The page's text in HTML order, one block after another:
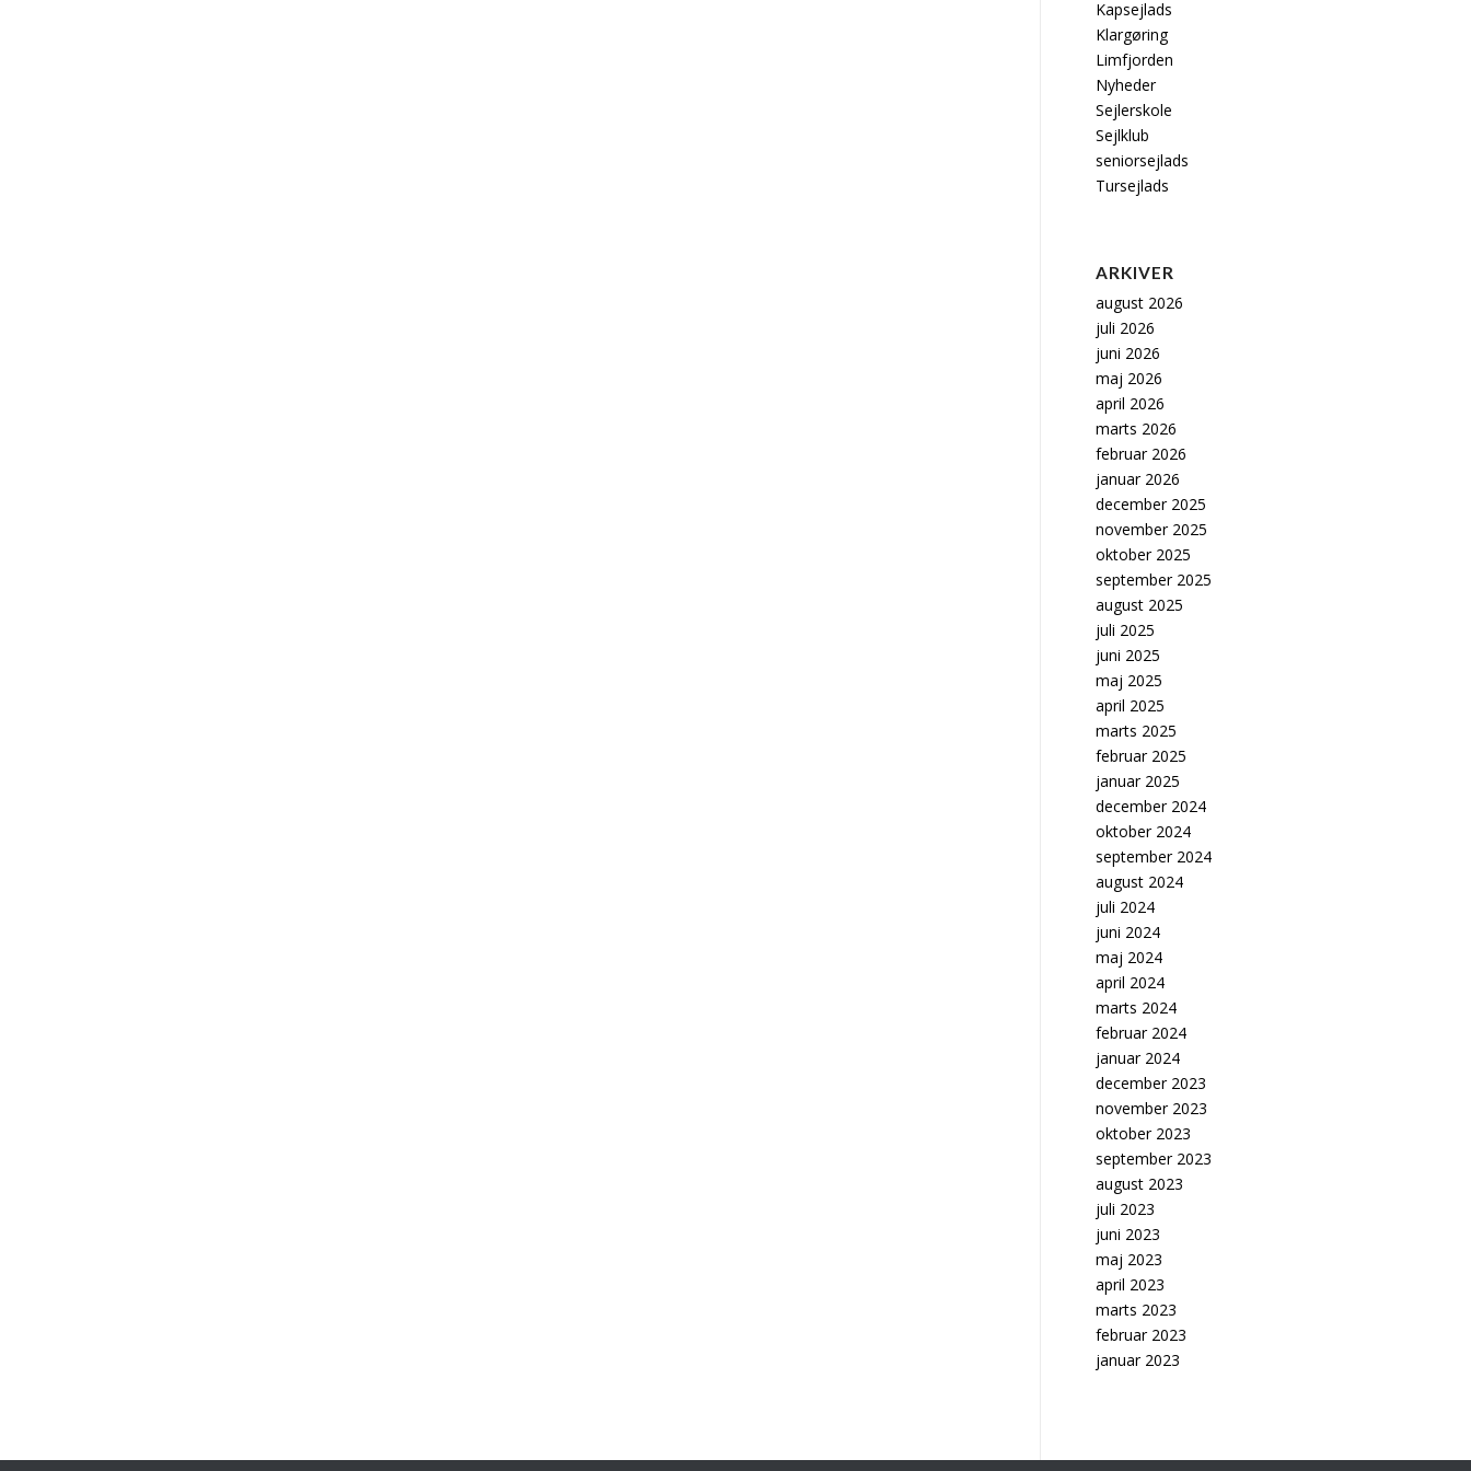
Kapsejlads
Klargøring
Limfjorden
Nyheder
Sejlerskole
Sejlklub
seniorsejlads
Tursejlads
ARKIVER
august 2026
juli 2026
juni 2026
maj 2026
april 2026
marts 2026
februar 2026
januar 2026
december 2025
november 2025
oktober 2025
september 2025
august 2025
juli 2025
juni 2025
maj 2025
april 2025
marts 2025
februar 2025
januar 2025
december 2024
oktober 2024
september 2024
august 2024
juli 2024
juni 2024
maj 2024
april 2024
marts 2024
februar 2024
januar 2024
december 2023
november 2023
oktober 2023
september 2023
august 2023
juli 2023
juni 2023
maj 2023
april 2023
marts 2023
februar 2023
januar 2023